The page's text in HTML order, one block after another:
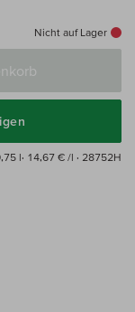
Nicht auf Lager
l· 14,67 € /l · 28752H